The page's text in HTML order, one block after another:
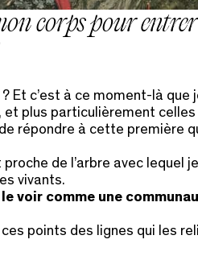
corps pour
c’est à ce moment-là que
plus particulièrement
répondre à cette première
de l’arbre avec lequel
vivants.
voir comme une
points des lignes qui les